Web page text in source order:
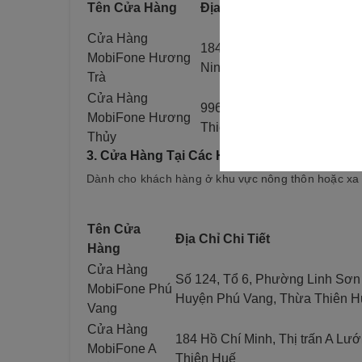
Tên Cửa Hàng Địa Chỉ Chi Tiết
Cửa Hàng
MobiFone Hương
Trà
184A Quốc Lộ 49, Thôn
Ninh, Huyện Hương Trà,
Cửa Hàng
MobiFone Hương
Thủy
996 Nguyễn Tất Thành,
Thiên Huế
3. Cửa Hàng Tại Các Huyện Khác (Phú
Dành cho khách hàng ở khu vực nông thôn hoặc
Tên Cửa
Hàng
Địa Chỉ Chi Tiết
Cửa Hàng
MobiFone Phú
Vang
Số 124, Tổ 6, Phường Linh
Huyện Phú Vang, Thừa Thiên
Cửa Hàng
MobiFone A
184 Hồ Chí Minh, Thị trấn A
Thiên Huế